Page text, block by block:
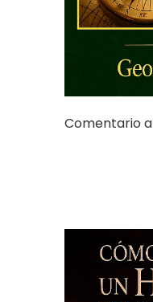
Comentario